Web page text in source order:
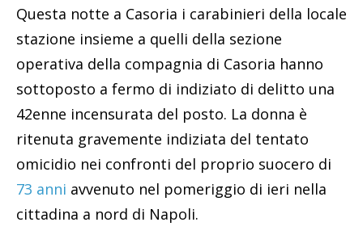
Questa notte a Casoria i carabinieri della locale
stazione insieme a quelli della sezione
operativa della compagnia di Casoria hanno
sottoposto a fermo di indiziato di delitto una
42enne incensurata del posto. La donna è
ritenuta gravemente indiziata del tentato
omicidio nei confronti del proprio suocero di
73 anni avvenuto nel pomeriggio di ieri nella
cittadina a nord di Napoli.